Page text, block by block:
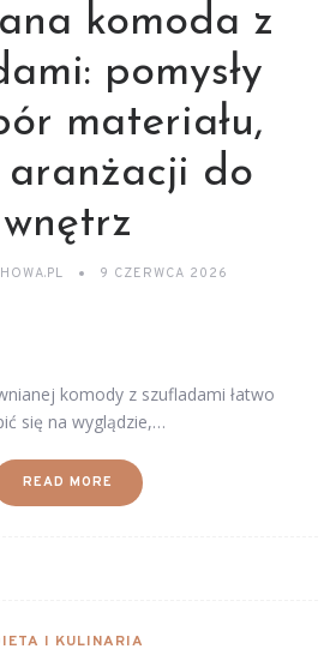
komoda z
pomysły
materiału,
do
wnętrz
9 CZERWCA 2026
komody z szufladami łatwo
się na wyglądzie,…
READ MORE
I KULINARIA